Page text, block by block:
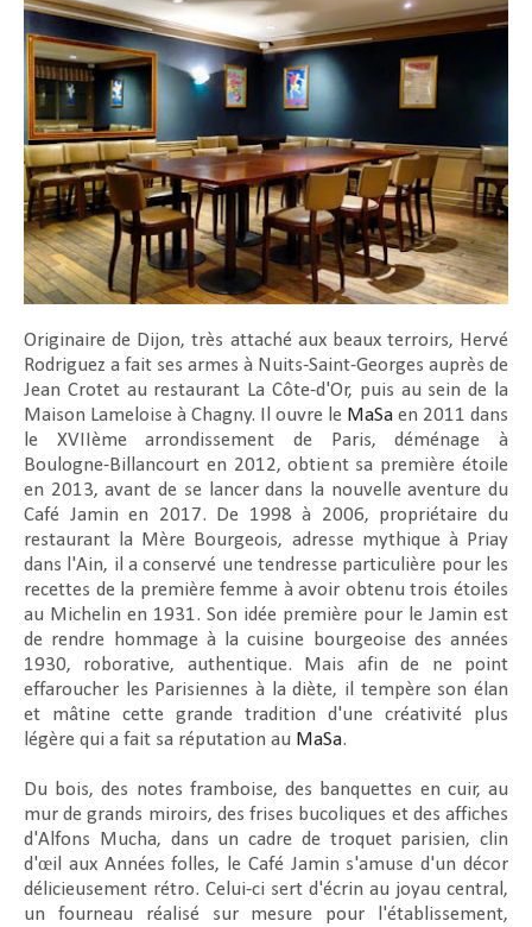
Originaire de Dijon, très attaché aux beaux terroirs, Hervé
Rodriguez a fait ses armes à Nuits-Saint-Georges auprès de
Jean Crotet au restaurant La Côte-d'Or, puis au sein de la
Maison Lameloise à Chagny. Il ouvre le MaSa en 2011 dans
le XVIIème arrondissement de Paris, déménage à
Boulogne-Billancourt en 2012, obtient sa première étoile
en 2013, avant de se lancer dans la nouvelle aventure du
Café Jamin en 2017. De 1998 à 2006, propriétaire du
restaurant la Mère Bourgeois, adresse mythique à Priay
dans l'Ain, il a conservé une tendresse particulière pour les
recettes de la première femme à avoir obtenu trois étoiles
au Michelin en 1931. Son idée première pour le Jamin est
de rendre hommage à la cuisine bourgeoise des années
1930, roborative, authentique. Mais afin de ne point
effaroucher les Parisiennes à la diète, il tempère son élan
et mâtine cette grande tradition d'une créativité plus
légère qui a fait sa réputation au MaSa.
Du bois, des notes framboise, des banquettes en cuir, au
mur de grands miroirs, des frises bucoliques et des affiches
d'Alfons Mucha, dans un cadre de troquet parisien, clin
d'œil aux Années folles, le Café Jamin s'amuse d'un décor
délicieusement rétro. Celui-ci sert d'écrin au joyau central,
un fourneau réalisé sur mesure pour l'établissement,